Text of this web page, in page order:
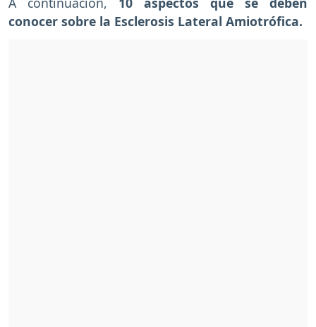
conocer sobre la Esclerosis Lateral Amiotrófica.